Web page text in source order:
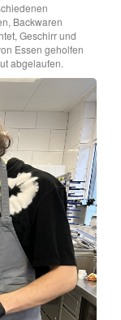
Backwaren
Geschirr und
Essen geholfen
abgelaufen.